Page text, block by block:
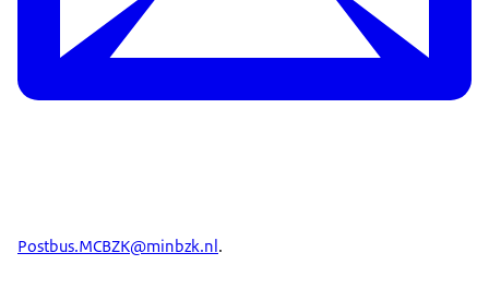
Postbus.MCBZK@minbzk.nl .